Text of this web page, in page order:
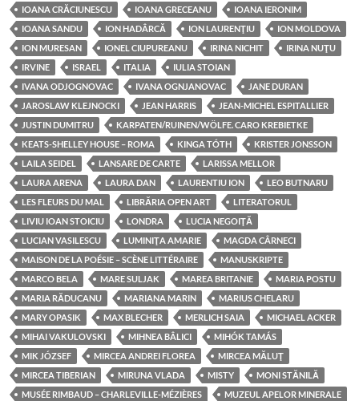
IOANA CRĂCIUNESCU IOANA GRECEANU
IOANA IERONIM
IOANA SANDU
ION HADÂRCĂ ION LAURENŢIU
ION MOLDOVA
ION MURESAN
IONEL CIUPUREANU IRINA NICHIT
IRINA NUŢU
IRVINE
ISRAEL ITALIA
IULIA STOIAN
IVANA ODJOGNOVAC
IVANA OGNJANOVAC
JANE DURAN
JAROSLAW KLEJNOCKI
JEAN HARRIS
JEAN-MICHEL ESPITALLIER
JUSTIN DUMITRU
KARPATEN/RUINEN/WÖLFE. CARO KREBIETKE
KEATS-SHELLEY HOUSE – ROMA
KINGA TÓTH
KRISTER JONSSON
LAILA SEIDEL
LANSARE DE CARTE
LARISSA MELLOR
LAURA ARENA
LAURA DAN LAURENTIU ION
LEO BUTNARU
LES FLEURS DU MAL
LIBRĂRIA OPEN ART
LITERATORUL
LIVIU IOAN STOICIU
LONDRA
LUCIA NEGOIŢĂ
LUCIAN VASILESCU
LUMINIŢA AMARIE
MAGDA CÂRNECI
MAISON DE LA POÉSIE – SCÈNE LITTÉRAIRE
MANUSKRIPTE
MARCO BELA
MARE SULJAK MAREA BRITANIE
MARIA POSTU
MARIA RĂDUCANU
MARIANA MARIN
MARIUS CHELARU
MARY OPASIK
MAX BLECHER MERLICH SAIA
MICHAEL ACKER
MIHAI VAKULOVSKI
MIHNEA BÂLICI
MIHÓK TAMÁS
MIK JÓZSEF
MIRCEA ANDREI FLOREA
MIRCEA MĂLUŢ
MIRCEA TIBERIAN
MIRUNA VLADA MISTY
MONI STĂNILĂ
MUSÉE RIMBAUD – CHARLEVILLE-MÉZIÈRES
MUZEUL APELOR MINERALE